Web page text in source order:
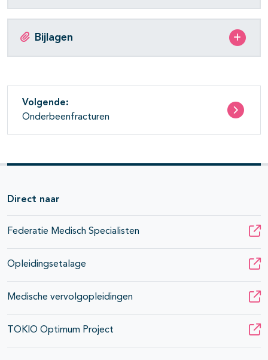
Bijlagen
Volgende:
Onderbeenfracturen
Direct naar
Federatie Medisch Specialisten
Opleidingsetalage
Medische vervolgopleidingen
TOKIO Optimum Project